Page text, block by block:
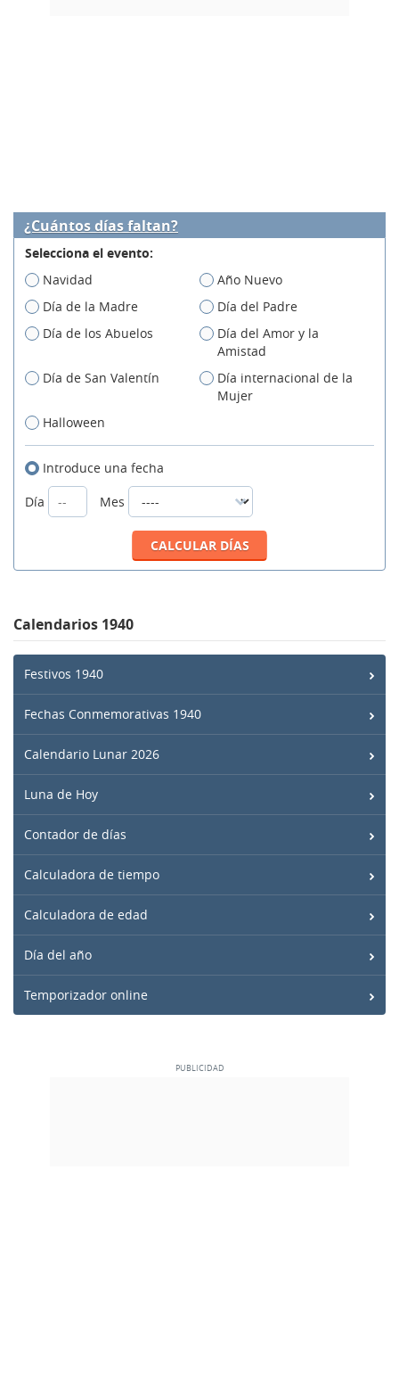
¿Cuántos días faltan?
Selecciona el evento:
Navidad
Año Nuevo
Día de la Madre
Día del Padre
Día de los Abuelos
Día del Amor y la
Amistad
Día de San Valentín
Día internacional de la
Mujer
Halloween
Introduce una fecha
Día
Mes
Calendarios 1940
Festivos 1940
Fechas Conmemorativas 1940
Calendario Lunar 2026
Luna de Hoy
Contador de días
Calculadora de tiempo
Calculadora de edad
Día del año
Temporizador online